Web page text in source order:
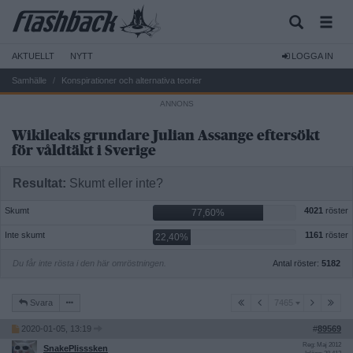
AKTUELLT NYTT LOGGA IN
Samhälle Konspirationer och alternativa teorier
Wikileaks grundare Julian Assange eftersökt
för våldtäkt i Sverige
Resultat: Skumt eller inte?
Skumt 77,60% 4021 röster
Inte skumt 22,40% 1161 röster
Antal röster: 5182
Du får inte rösta i den här omröstningen.
Svara 7465 7465
2020-01-05, 13:19 #89569
SnakePlisssken
Reg: Maj 2012